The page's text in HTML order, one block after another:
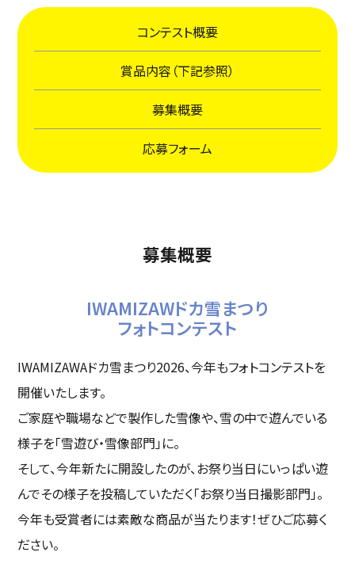
コンテスト概要
賞品内容（下記参照）
募集概要
応募フォーム
募集概要
IWAMIZAWドカ雪まつり
フォトコンテスト
IWAMIZAWAドカ雪まつり2026、今年もフォトコンテストを
開催いたします。
ご家庭や職場などで製作した雪像や、雪の中で遊んでいる
様子を「雪遊び・雪像部門」に。
そして、今年新たに開設したのが、お祭り当日にいっぱい遊
んでその様子を投稿していただく「お祭り当日撮影部門」。
今年も受賞者には素敵な商品が当たります！ぜひご応募く
ださい。